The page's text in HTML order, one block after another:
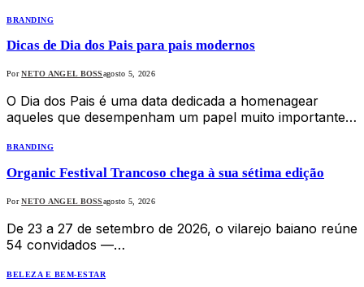
BRANDING
Dicas de Dia dos Pais para pais modernos
Por NETO ANGEL BOSSagosto 5, 2026
O Dia dos Pais é uma data dedicada a homenagear
aqueles que desempenham um papel muito importante…
BRANDING
Organic Festival Trancoso chega à sua sétima edição
Por NETO ANGEL BOSSagosto 5, 2026
De 23 a 27 de setembro de 2026, o vilarejo baiano reúne
54 convidados —…
BELEZA E BEM-ESTAR